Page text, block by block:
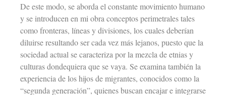
De este modo, se aborda el constante movimiento humano
y se introducen en mi obra conceptos perimetrales tales
como fronteras, líneas y divisiones, los cuales deberían
diluirse resultando ser cada vez más lejanos, puesto que la
sociedad actual se caracteriza por la mezcla de etnias y
culturas dondequiera que se vaya. Se examina también la
experiencia de los hijos de migrantes, conocidos como la
“segunda generación”, quienes buscan encajar e integrarse